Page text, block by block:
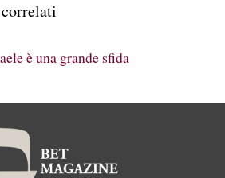
è una grande sfida